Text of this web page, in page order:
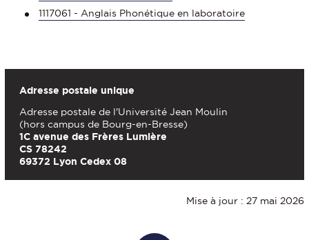
1117061 - Anglais Phonétique en laboratoire
Adresse postale unique
Adresse postale de l'Université Jean Moulin
(hors campus de Bourg-en-Bresse)
1C avenue des Frères Lumière
CS 78242
69372 Lyon Cedex 08
Mise à jour : 27 mai 2026